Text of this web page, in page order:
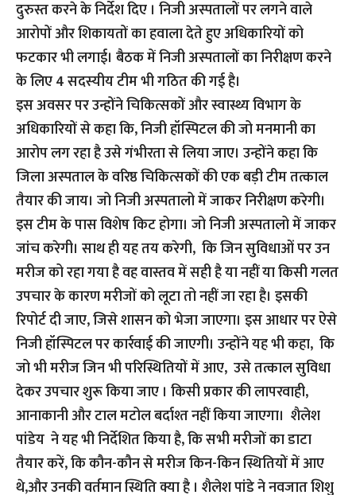
दुरुस्त करने के निर्देश दिए । निजी अस्पतालों पर लगने वाले
आरोपों और शिकायतों का हवाला देते हुए अधिकारियों को
फटकार भी लगाई। बैठक में निजी अस्पतालों का निरीक्षण करने
के लिए 4 सदस्यीय टीम भी गठित की गई है।
इस अवसर पर उन्होंने चिकित्सकों और स्वास्थ्य विभाग के
अधिकारियों से कहा कि, निजी हॉस्पिटल की जो मनमानी का
आरोप लग रहा है उसे गंभीरता से लिया जाए। उन्होंने कहा कि
जिला अस्पताल के वरिष्ठ चिकित्सकों की एक बड़ी टीम तत्काल
तैयार की जाय। जो निजी अस्पतालो में जाकर निरीक्षण करेगी।
इस टीम के पास विशेष किट होगा। जो निजी अस्पतालो में जाकर
जांच करेगी। साथ ही यह तय करेगी, कि जिन सुविधाओं पर उन
मरीज को रहा गया है वह वास्तव में सही है या नहीं या किसी गलत
उपचार के कारण मरीजों को लूटा तो नहीं जा रहा है। इसकी
रिपोर्ट दी जाए, जिसे शासन को भेजा जाएगा। इस आधार पर ऐसे
निजी हॉस्पिटल पर कार्रवाई की जाएगी। उन्होंने यह भी कहा, कि
जो भी मरीज जिन भी परिस्थितियों में आए, उसे तत्काल सुविधा
देकर उपचार शुरू किया जाए । किसी प्रकार की लापरवाही,
आनाकानी और टाल मटोल बर्दाश्त नहीं किया जाएगा। शैलेश
पांडेय ने यह भी निर्देशित किया है, कि सभी मरीजों का डाटा
तैयार करें, कि कौन-कौन से मरीज किन-किन स्थितियों में आए
थे,और उनकी वर्तमान स्थिति क्या है । शैलेश पांडे ने नवजात शिशु